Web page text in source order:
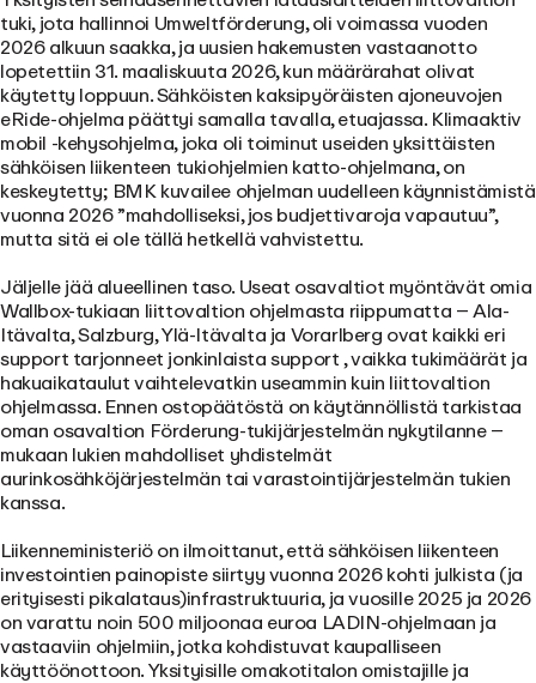
tuki, jota hallinnoi Umweltförderung, oli voimassa vuoden
2026 alkuun saakka, ja uusien hakemusten vastaanotto
lopetettiin31. maaliskuuta 2026, kun määrärahat olivat
käytetty loppuun. Sähköisten kaksipyöräisten ajoneuvojen
eRide-ohjelma päättyi samalla tavalla, etuajassa. Klimaaktiv
mobil -kehysohjelma, joka oli toiminut useiden yksittäisten
sähköisen liikenteen tukiohjelmien katto-ohjelmana, on
keskeytetty; BMK kuvailee ohjelman uudelleen käynnistämistä
vuonna 2026 ”mahdolliseksi, jos budjettivaroja vapautuu”,
mutta sitä ei ole tällä hetkellä vahvistettu.
Jäljelle jää alueellinen taso. Useat osavaltiot myöntävät omia
Wallbox-tukiaan liittovaltion ohjelmasta riippumatta – Ala-
Itävalta, Salzburg, Ylä-Itävalta ja Vorarlberg ovat kaikki eri
support tarjonneet jonkinlaista support , vaikka tukimäärät ja
hakuaikataulut vaihtelevatkin useammin kuin liittovaltion
ohjelmassa. Ennen ostopäätöstä on käytännöllistä tarkistaa
oman osavaltion Förderung-tukijärjestelmän nykytilanne –
mukaan lukien mahdolliset yhdistelmät
aurinkosähköjärjestelmän tai varastointijärjestelmän tukien
kanssa.
Liikenneministeriö on ilmoittanut, että sähköisen liikenteen
investointien painopiste siirtyy vuonna 2026 kohti julkista (ja
erityisesti pikalataus)infrastruktuuria, ja vuosille 2025 ja 2026
on varattu noin 500 miljoonaa euroa LADIN-ohjelmaan ja
vastaaviin ohjelmiin, jotka kohdistuvat kaupalliseen
käyttöönottoon. Yksityisille omakotitalon omistajille ja